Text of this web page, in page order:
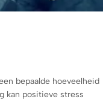
bepaalde hoeveelheid
kan positieve stress